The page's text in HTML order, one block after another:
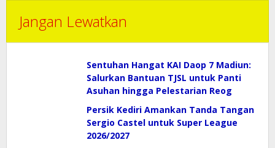
Jangan Lewatkan
Sentuhan Hangat KAI Daop 7 Madiun:
Salurkan Bantuan TJSL untuk Panti
Asuhan hingga Pelestarian Reog
Persik Kediri Amankan Tanda Tangan
Sergio Castel untuk Super League
2026/2027